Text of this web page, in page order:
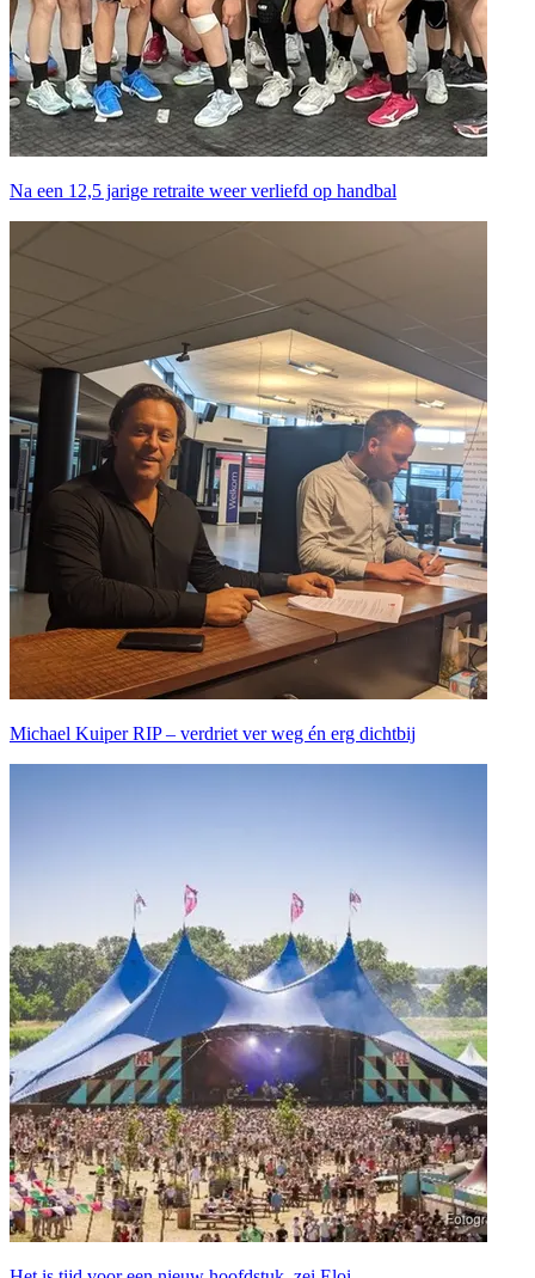
Na een 12,5 jarige retraite weer verliefd op handbal
Michael Kuiper RIP – verdriet ver weg én erg dichtbij